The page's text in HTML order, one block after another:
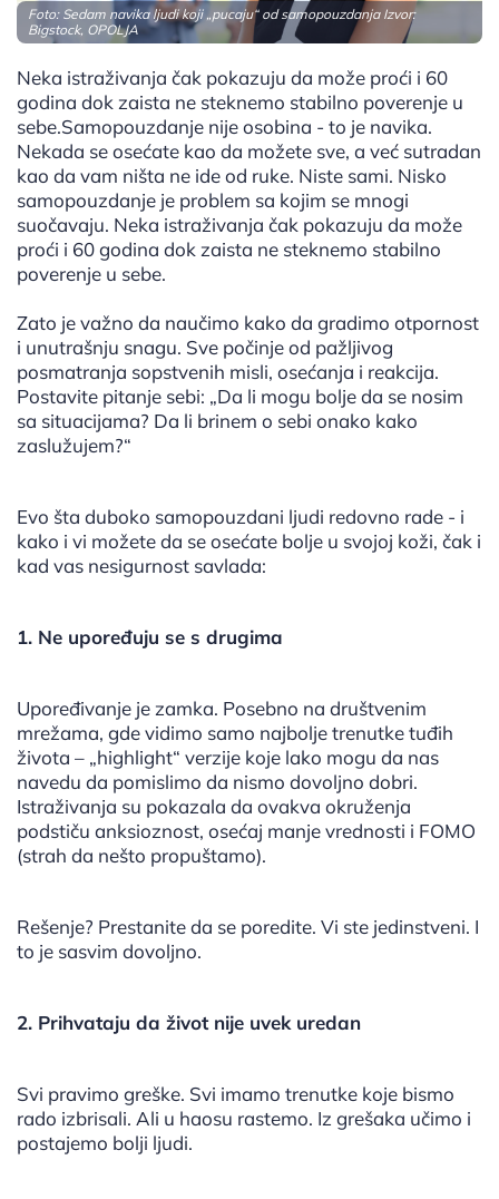
Foto: Sedam navika ljudi koji „pucaju“ od samopouzdanja Izvor:
Bigstock, OPOLJA
Neka istraživanja čak pokazuju da može proći i 60
godina dok zaista ne steknemo stabilno poverenje u
sebe.Samopouzdanje nije osobina - to je navika.
Nekada se osećate kao da možete sve, a već sutradan
kao da vam ništa ne ide od ruke. Niste sami. Nisko
samopouzdanje je problem sa kojim se mnogi
suočavaju. Neka istraživanja čak pokazuju da može
proći i 60 godina dok zaista ne steknemo stabilno
poverenje u sebe.
Zato je važno da naučimo kako da gradimo otpornost
i unutrašnju snagu. Sve počinje od pažljivog
posmatranja sopstvenih misli, osećanja i reakcija.
Postavite pitanje sebi: „Da li mogu bolje da se nosim
sa situacijama? Da li brinem o sebi onako kako
zaslužujem?“
Evo šta duboko samopouzdani ljudi redovno rade - i
kako i vi možete da se osećate bolje u svojoj koži, čak i
kad vas nesigurnost savlada:
1. Ne upoređuju se s drugima
Upoređivanje je zamka. Posebno na društvenim
mrežama, gde vidimo samo najbolje trenutke tuđih
života – „highlight“ verzije koje lako mogu da nas
navedu da pomislimo da nismo dovoljno dobri.
Istraživanja su pokazala da ovakva okruženja
podstiču anksioznost, osećaj manje vrednosti i FOMO
(strah da nešto propuštamo).
Rešenje? Prestanite da se poredite. Vi ste jedinstveni. I
to je sasvim dovoljno.
2. Prihvataju da život nije uvek uredan
Svi pravimo greške. Svi imamo trenutke koje bismo
rado izbrisali. Ali u haosu rastemo. Iz grešaka učimo i
postajemo bolji ljudi.